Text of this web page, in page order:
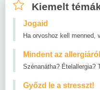
Kiemelt
Jogaid
Ha orvoshoz kell menned,
Mindent az allergiáról
Szénanátha? Ételallergia?
Győzd le a stresszt!